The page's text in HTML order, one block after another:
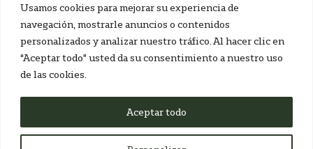
Usamos cookies para mejorar su experiencia de
navegación, mostrarle anuncios o contenidos
personalizados y analizar nuestro tráfico. Al hacer clic en
“Aceptar todo” usted da su consentimiento a nuestro uso
de las cookies.
Aceptar todo